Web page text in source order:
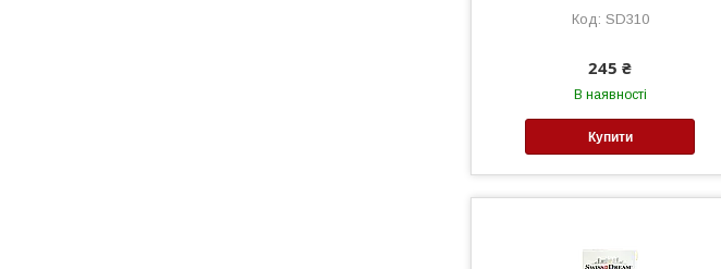
SD310
245 ₴
В наявності
Купити